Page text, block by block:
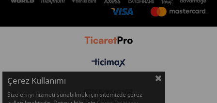
Çerez Kullanımı
Size en iyi hizmeti sunabilmek için sitemizde çerez